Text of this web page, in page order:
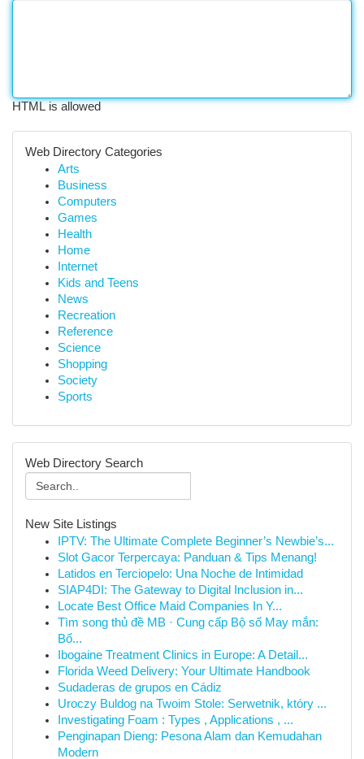
HTML is allowed
Web Directory Categories
Arts
Business
Computers
Games
Health
Home
Internet
Kids and Teens
News
Recreation
Reference
Science
Shopping
Society
Sports
Web Directory Search
New Site Listings
IPTV: The Ultimate Complete Beginner’s Newbie’s...
Slot Gacor Terpercaya: Panduan & Tips Menang!
Latidos en Terciopelo: Una Noche de Intimidad
SIAP4DI: The Gateway to Digital Inclusion in...
Locate Best Office Maid Companies In Y...
Tìm song thủ đề MB · Cung cấp Bộ số May mắn:
Bố...
Ibogaine Treatment Clinics in Europe: A Detail...
Florida Weed Delivery: Your Ultimate Handbook
Sudaderas de grupos en Cádiz
Uroczy Buldog na Twoim Stole: Serwetnik, który ...
Investigating Foam : Types , Applications , ...
Penginapan Dieng: Pesona Alam dan Kemudahan
Modern